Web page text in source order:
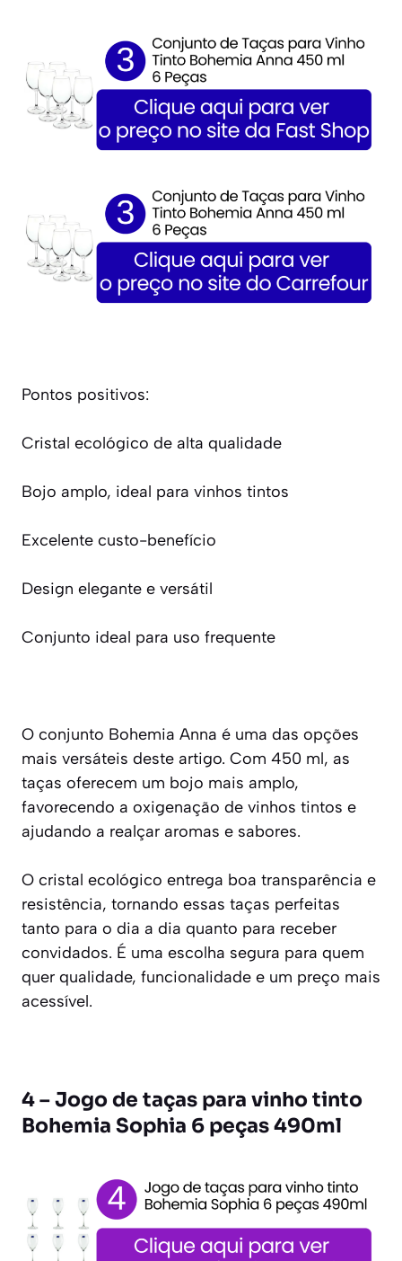
Pontos positivos:
Cristal ecológico de alta qualidade
Bojo amplo, ideal para vinhos tintos
Excelente custo-benefício
Design elegante e versátil
Conjunto ideal para uso frequente
O conjunto Bohemia Anna é uma das opções
mais versáteis deste artigo. Com 450 ml, as
taças oferecem um bojo mais amplo,
favorecendo a oxigenação de vinhos tintos e
ajudando a realçar aromas e sabores.
O cristal ecológico entrega boa transparência e
resistência, tornando essas taças perfeitas
tanto para o dia a dia quanto para receber
convidados. É uma escolha segura para quem
quer qualidade, funcionalidade e um preço mais
acessível.
4 – Jogo de taças para vinho tinto
Bohemia Sophia 6 peças 490ml